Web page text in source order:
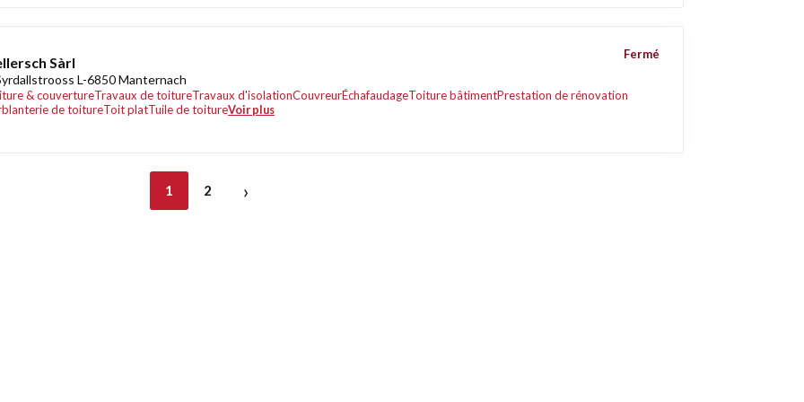
Sàrl
L-6850 Manternach
& couvertureTravaux de toitureTravaux d'isolationCouvreurÉchafaudageToiture bâtimentPrestation de rénovation
de toitureToit platTuile de toitureVoir plus
Fermé
1 2 ›